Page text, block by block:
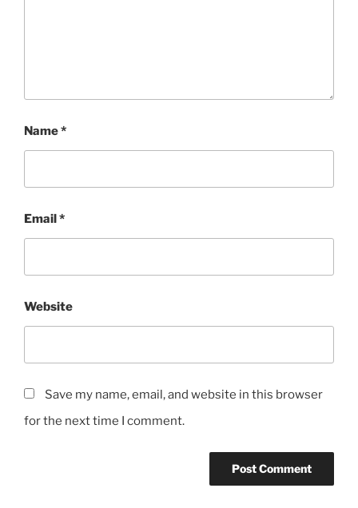
Name*
Email*
Website
Save my name, email, and website in this browser
for the next time I comment.